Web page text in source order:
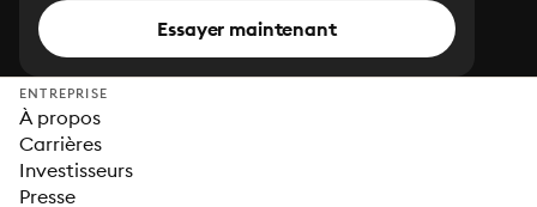
Essayer maintenant
ENTREPRISE
À propos
Carrières
Investisseurs
Presse